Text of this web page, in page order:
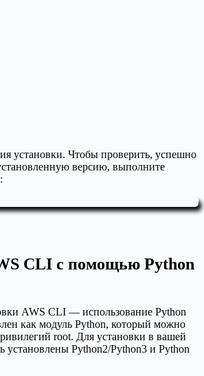
установки. Чтобы проверить, успешно
версию, выполните
CLI с помощью Python
AWS CLI — использование Python
как модуль Python, который можно
root. Для установки в вашей
установлены Python2/Python3 и Python